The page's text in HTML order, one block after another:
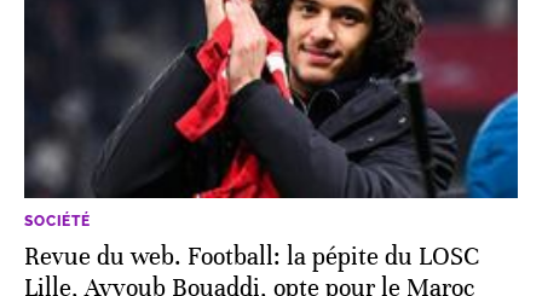
SOCIÉTÉ
Revue du web. Football: la pépite du LOSC
Lille, Ayyoub Bouaddi, opte pour le Maroc